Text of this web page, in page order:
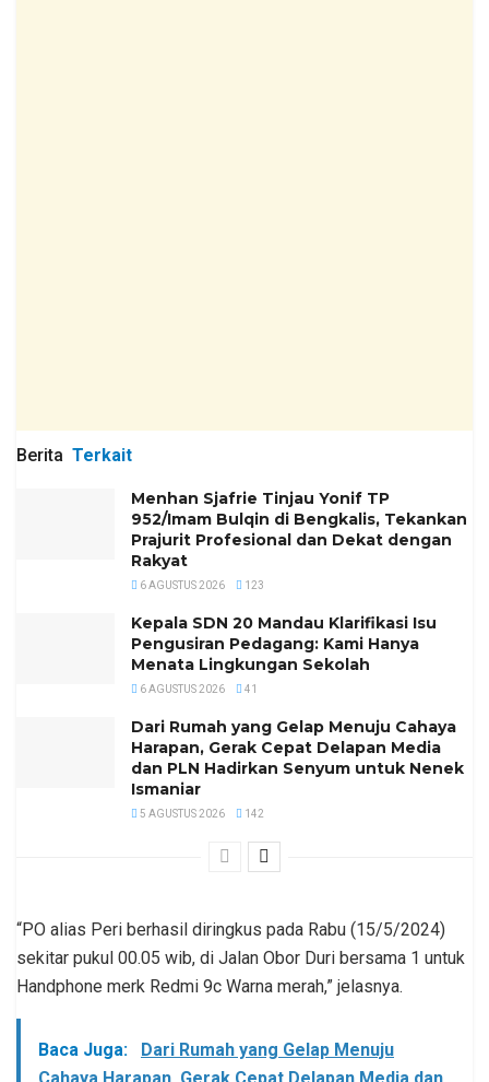
Berita Terkait
Menhan Sjafrie Tinjau Yonif TP
952/Imam Bulqin di Bengkalis, Tekankan
Prajurit Profesional dan Dekat dengan
Rakyat
6 AGUSTUS 2026 123
Kepala SDN 20 Mandau Klarifikasi Isu
Pengusiran Pedagang: Kami Hanya
Menata Lingkungan Sekolah
6 AGUSTUS 2026 41
Dari Rumah yang Gelap Menuju Cahaya
Harapan, Gerak Cepat Delapan Media
dan PLN Hadirkan Senyum untuk Nenek
Ismaniar
5 AGUSTUS 2026 142
“PO alias Peri berhasil diringkus pada Rabu (15/5/2024)
sekitar pukul 00.05 wib, di Jalan Obor Duri bersama 1 untuk
Handphone merk Redmi 9c Warna merah,” jelasnya.
Baca Juga:
Dari Rumah yang Gelap Menuju